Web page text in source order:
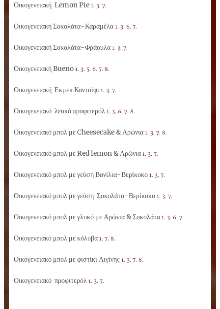
Οικογενειακή Lemon Pie 1. 3. 7.
Οικογενειακή Σοκολάτα-Καραμέλα 1. 3. 6. 7.
Οικογενειακή Σοκολάτα-Φράουλα 1. 3. 7.
ΟικογενειακήBueno 1. 3. 5. 6. 7. 8.
Οικογενειακή Εκμεκ Κανταϊφι 1. 3. 7.
Οικογενειακό λευκό προφιτερόλ 1. 3. 6. 7. 8.
Οικογενειακό μπολ με Cheesecake & Αρώνια 1. 3. 7. 8.
Οικογενειακό μπολ με Red lemon & Αρώνια 1. 3. 7.
Οικογενειακό μπολ με γεύση Βανίλια-Βερίκοκο 1. 3. 7.
Οικογενειακό μπολ με γεύση Σοκολάτα-Βερίκοκο 1. 3. 7.
Οικογενειακό μπολ με γλυκό με Αρώνια & Σοκολάτα 1. 3. 6. 7.
Οικογενειακό μπολ με κόλυβα 1. 7. 8.
Οικογενειακό μπολ με φιστίκι Αιγίνης 1. 3. 7. 8.
Οικογενειακό προφιτερόλ 1. 3. 7.